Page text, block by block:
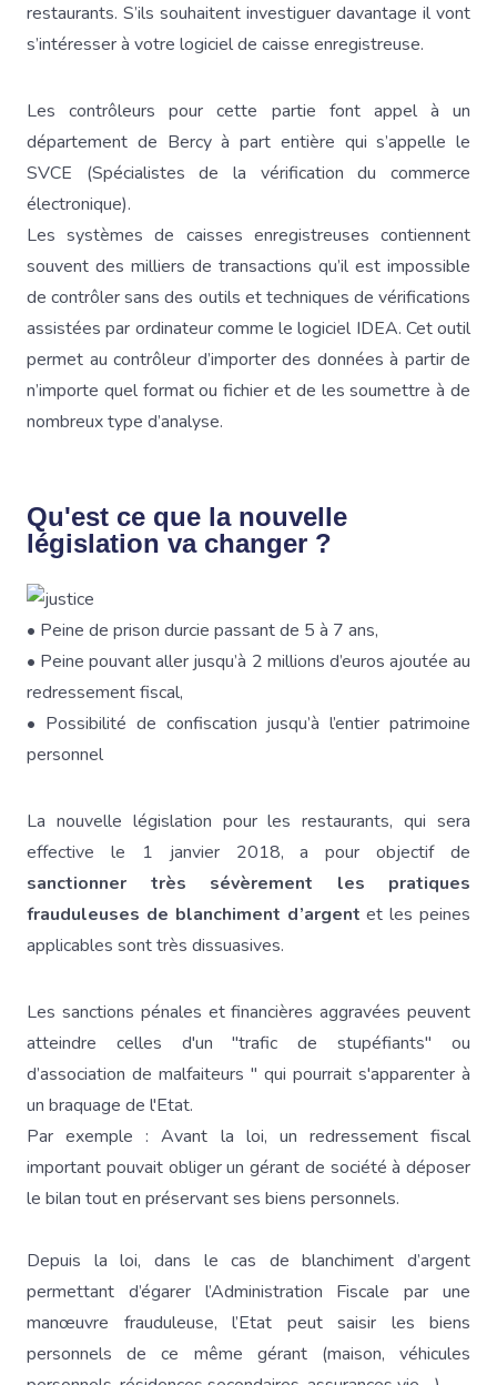
restaurants. S’ils souhaitent investiguer davantage il vont
s’intéresser à votre logiciel de caisse enregistreuse.
Les contrôleurs pour cette partie font appel à un
département de Bercy à part entière qui s’appelle le
SVCE (Spécialistes de la vérification du commerce
électronique).
Les systèmes de caisses enregistreuses contiennent
souvent des milliers de transactions qu’il est impossible
de contrôler sans des outils et techniques de vérifications
assistées par ordinateur comme le logiciel IDEA. Cet outil
permet au contrôleur d’importer des données à partir de
n’importe quel format ou fichier et de les soumettre à de
nombreux type d’analyse.
Qu'est ce que la nouvelle
législation va changer ?
• Peine de prison durcie passant de 5 à 7 ans,
• Peine pouvant aller jusqu’à 2 millions d’euros ajoutée au
redressement fiscal,
• Possibilité de confiscation jusqu’à l’entier patrimoine
personnel
La nouvelle législation pour les restaurants, qui sera
effective le 1 janvier 2018, a pour objectif de
sanctionner très sévèrement les pratiques
frauduleuses de blanchiment d’argentet les peines
applicables sont très dissuasives.
Les sanctions pénales et financières aggravées peuvent
atteindre celles d'un "trafic de stupéfiants" ou
d’association de malfaiteurs " qui pourrait s'apparenter à
un braquage de l'Etat.
Par exemple : Avant la loi, un redressement fiscal
important pouvait obliger un gérant de société à déposer
le bilan tout en préservant ses biens personnels.
Depuis la loi, dans le cas de blanchiment d’argent
permettant d’égarer l’Administration Fiscale par une
manœuvre frauduleuse, l’Etat peut saisir les biens
personnels de ce même gérant (maison, véhicules